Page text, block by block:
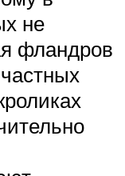
не
фландров